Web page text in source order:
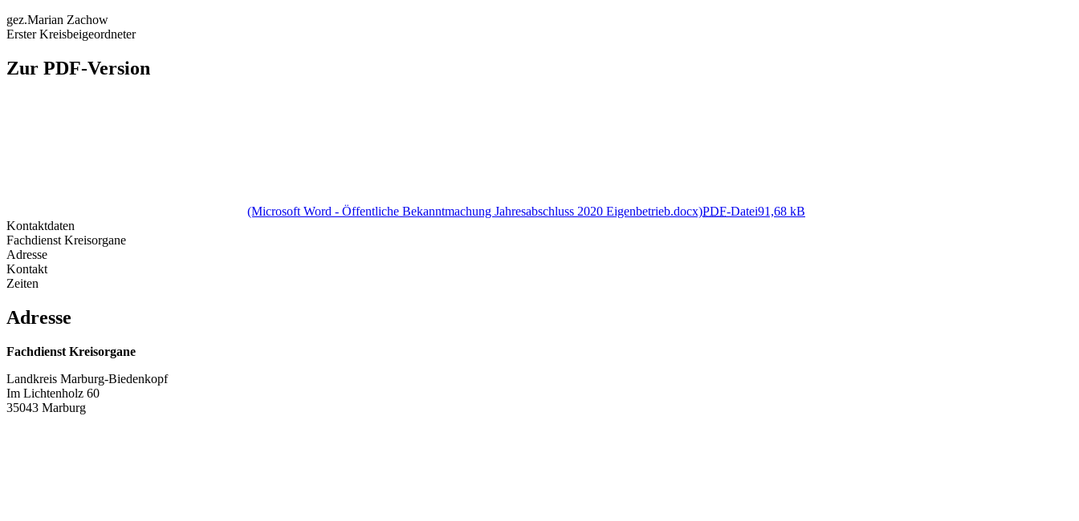
gez.Marian Zachow
Erster Kreisbeigeordneter
Zur PDF-Version
(Microsoft Word - Öffentliche Bekanntmachung Jahresabschluss 2020 Eigenbetrieb.docx)PDF-Datei91,68 kB
Kontaktdaten
Fachdienst Kreisorgane
Adresse
Kontakt
Zeiten
Adresse
Fachdienst Kreisorgane
Landkreis Marburg-Biedenkopf
Im Lichtenholz 60
35043 Marburg